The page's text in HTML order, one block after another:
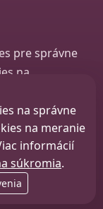
pre správne
na
s.r.o.
na správne
na meranie
informácií
súkromia.